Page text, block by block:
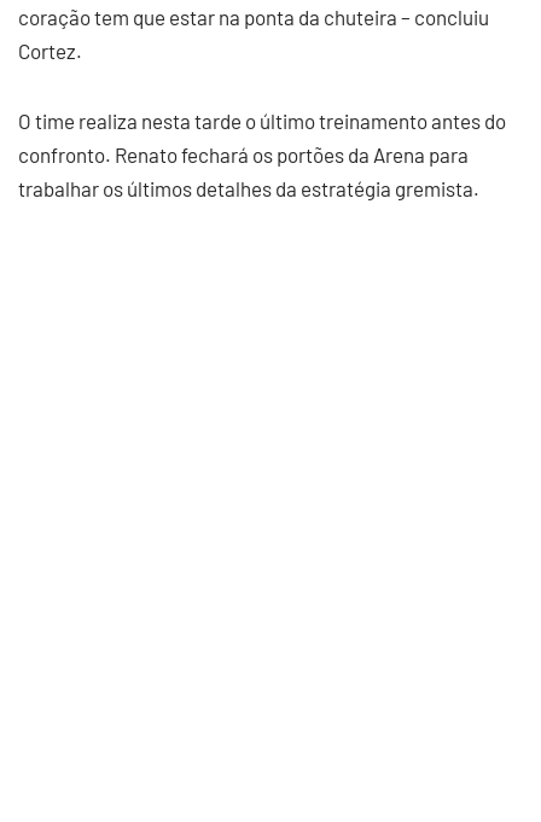
coração tem que estar na ponta da chuteira – concluiu
Cortez.
O time realiza nesta tarde o último treinamento antes do
confronto. Renato fechará os portões da Arena para
trabalhar os últimos detalhes da estratégia gremista.